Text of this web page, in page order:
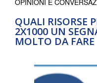
QUALI RISORSE
2X1000 UN
MOLTO DA FARE
OPINIONI E